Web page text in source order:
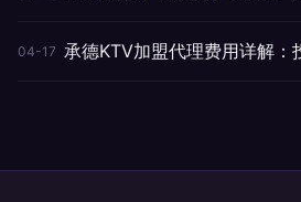
04-17 承德KTV加盟代理费用详解